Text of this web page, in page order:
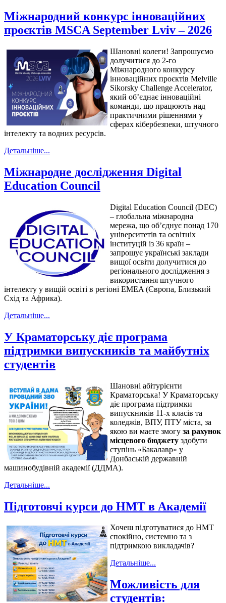
Міжнародний конкурс інноваційних
проєктів MSCA September Lviv – 2026
Шановні колеги! Запрошуємо
долучитися до 2-го
Міжнародного конкурсу
інноваційних проєктів Melville
Sikorsky Challenge Accelerator,
який об’єднає інноваційні
команди, що працюють над
практичними рішеннями у
сферах кібербезпеки, штучного
інтелекту та водних ресурсів.
Детальніше...
Міжнародне дослідження Digital
Education Council
Digital Education Council (DEC)
– глобальна міжнародна
мережа, що об’єднує понад 170
університетів та освітніх
інституцій із 36 країн –
запрошує українські заклади
вищої освіти долучитися до
регіонального дослідження з
використання штучного
інтелекту у вищій освіті в регіоні EMEA (Європа, Близький
Схід та Африка).
Детальніше...
У Краматорську діє програма
підтримки випускників та майбутніх
студентів
Шановні абітурієнти
Краматорська! У Краматорську
діє програма підтримки
випускників 11-х класів та
коледжів, ВПУ, ПТУ міста, за
якою ви маєте змогу за рахунок
місцевого бюджету здобути
ступінь «Бакалавр» у
Донбаській державній
машинобудівній академії (ДДМА).
Детальніше...
Підготовчі курси до НМТ в Академії
Хочеш підготуватися до НМТ
спокійно, системно та з
підтримкою викладачів?
Детальніше...
Можливість для
студентів: